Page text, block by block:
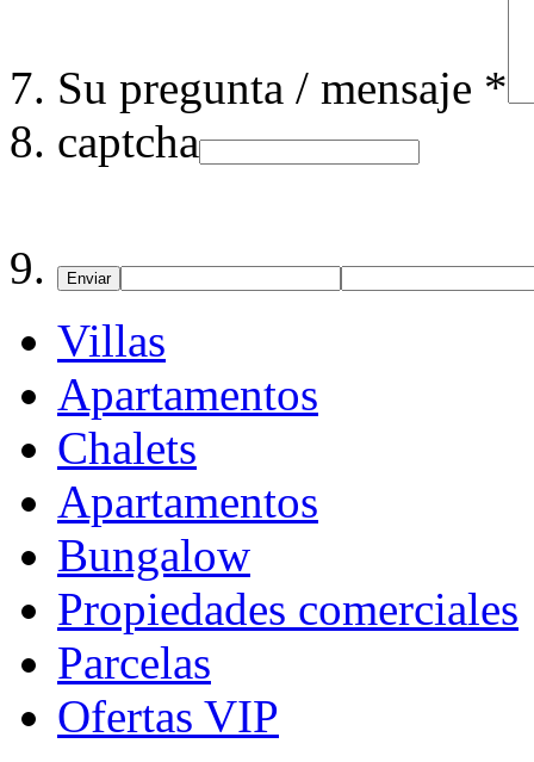
Su pregunta / mensaje *
captcha
Enviar
Villas
Apartamentos
Chalets
Apartamentos
Bungalow
Propiedades comerciales
Parcelas
Ofertas VIP